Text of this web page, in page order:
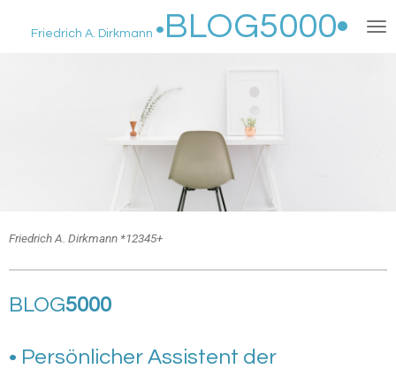
Hauptinhalt
Friedrich A. Dirkmann •BLOG5000•
Friedrich A. Dirkmann *12345+
BLOG5000
• Persönlicher Assistent der